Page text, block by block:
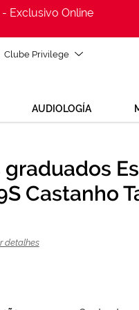
Exclusivo Online
Clube Privilege
AUDIOLOGÍA
de ajuda para mudar os
para nós GRÁTIS no número
Castanho
detalhes